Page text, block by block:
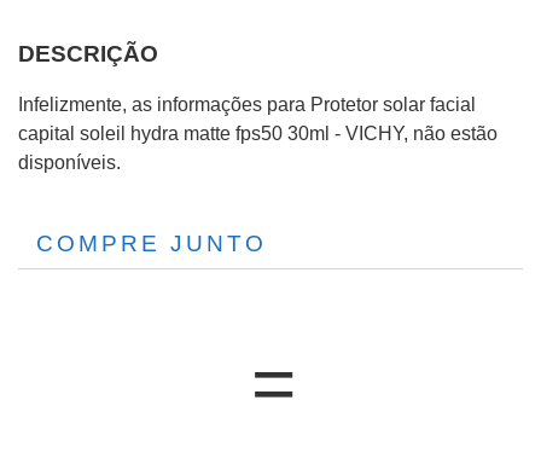
DESCRIÇÃO
Infelizmente, as informações para Protetor solar facial
capital soleil hydra matte fps50 30ml - VICHY, não estão
disponíveis.
COMPRE JUNTO